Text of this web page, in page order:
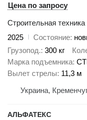
Цена по запросу
Строительная
2025
Состояние
Грузопод. 300 кг
Марка подъемника
Вылет стрелы 11,3 м
Украина,
АЛЬФАТЕКС